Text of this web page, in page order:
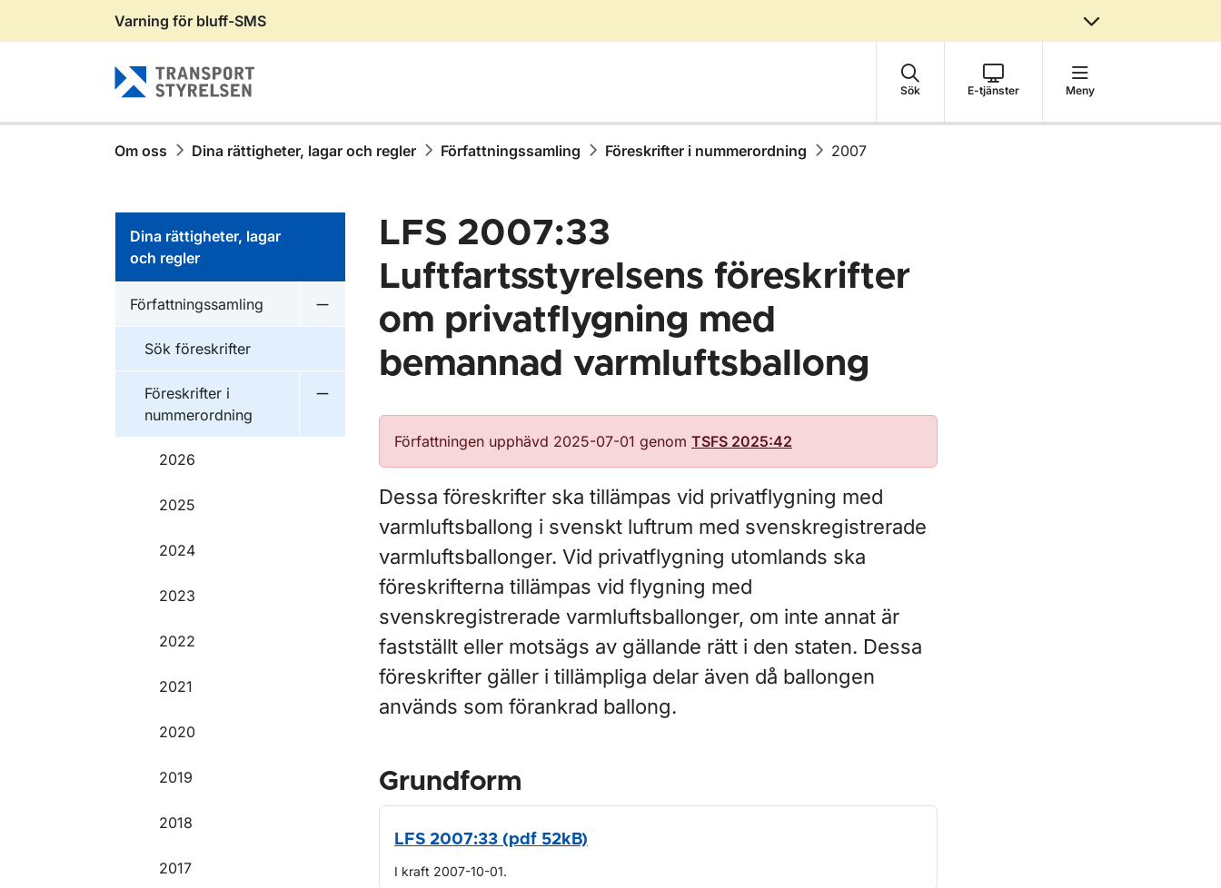
Gå till sidans innehåll
Varning för bluff-SMS
Sök E-tjänster Meny
Om oss Dina rättigheter, lagar och regler Författningssamling Föreskrifter i nummerordning 2007
Dina rättigheter, lagar
och regler
Författningssamling
Undermeny för Författningssamling
Sök föreskrifter
Föreskrifter i
nummerordning
2026
2025
2024
2023
2022
2021
2020
2019
2018
2017
LFS 2007:33
Luftfartsstyrelsens föreskrifter
om privatflygning med
bemannad varmluftsballong
Författningen upphävd 2025-07-01 genom TSFS 2025:42
Dessa föreskrifter ska tillämpas vid privatflygning med
varmluftsballong i svenskt luftrum med svenskregistrerade
varmluftsballonger. Vid privatflygning utomlands ska
föreskrifterna tillämpas vid flygning med
svenskregistrerade varmluftsballonger, om inte annat är
fastställt eller motsägs av gällande rätt i den staten. Dessa
föreskrifter gäller i tillämpliga delar även då ballongen
används som förankrad ballong.
Grundform
LFS 2007:33 (pdf 52kB)
I kraft 2007-10-01.